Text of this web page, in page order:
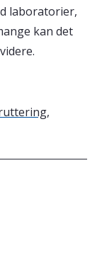
laboratorier,
kan det
,